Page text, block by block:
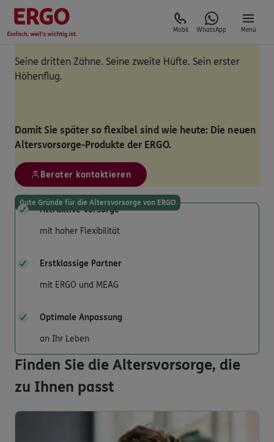
Mobil WhatsApp Menü
Seine dritten Zähne. Seine zweite Hüfte. Sein erster
Höhenflug.
Damit Sie später so flexibel sind wie heute: Die neuen
Altersvorsorge-Produkte der ERGO.
Berater kontaktieren
Gute Gründe für die Altersvorsorge von ERGO
Attraktive Vorsorge
mit hoher Flexibilität
Erstklassige Partner
mit ERGO und MEAG
Optimale Anpassung
an Ihr Leben
Finden Sie die Altersvorsorge, die
zu Ihnen passt